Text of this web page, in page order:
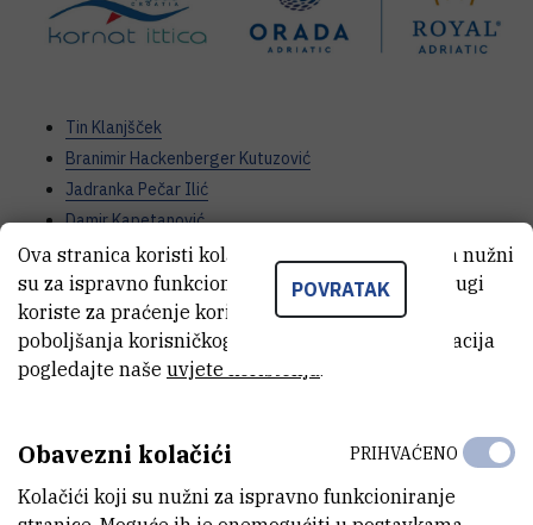
Tin Klanjšček
Branimir Hackenberger Kutuzović
Jadranka Pečar Ilić
Damir Kapetanović
Jasmina Obhođaš
Sunčana Geček
Ana Gavrilović
Nina Marn
Ines Haberle
Marko Jusup
Mauro Štifanić
POVRATAK
Ova stranica koristi kolačiće. Neki od tih kolačića nužni
su za ispravno funkcioniranje stranice, dok se drugi
koriste za praćenje korištenja stranice radi
poboljšanja korisničkog iskustva. Za više informacija
pogledajte naše uvjete korištenja.
Obavezni kolačići
Kolačići koji su nužni za ispravno funkcioniranje
PRIHVAĆENO